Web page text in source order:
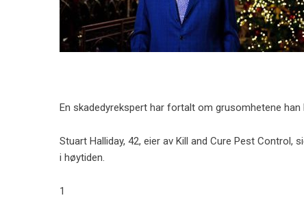
En skadedyrekspert har fortalt om grusomhetene han
Stuart Halliday, 42, eier av Kill and Cure Pest
i høytiden.
1